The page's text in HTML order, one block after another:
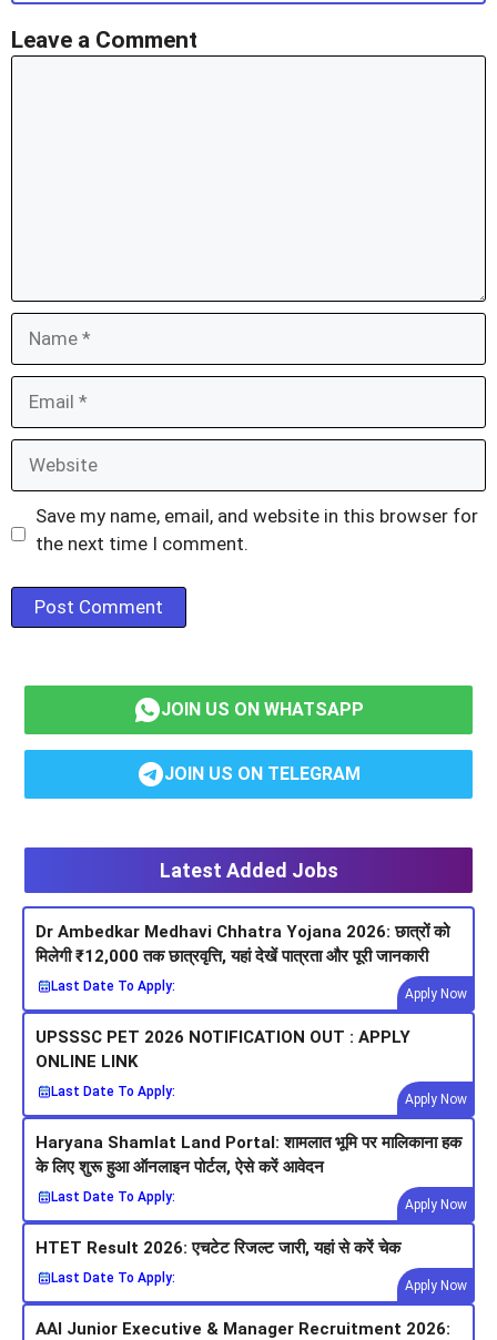
Leave a Comment
Save my name, email, and website in this browser for
the next time I comment.
JOIN US ON WHATSAPP
JOIN US ON TELEGRAM
Latest Added Jobs
Dr Ambedkar Medhavi Chhatra Yojana 2026: छात्रों को
मिलेगी ₹12,000 तक छात्रवृत्ति, यहां देखें पात्रता और पूरी जानकारी
Last Date To Apply:
Apply Now
UPSSSC PET 2026 NOTIFICATION OUT : APPLY
ONLINE LINK
Last Date To Apply:
Apply Now
Haryana Shamlat Land Portal: शामलात भूमि पर मालिकाना हक
के लिए शुरू हुआ ऑनलाइन पोर्टल, ऐसे करें आवेदन
Last Date To Apply:
Apply Now
HTET Result 2026: एचटेट रिजल्ट जारी, यहां से करें चेक
Last Date To Apply:
Apply Now
AAI Junior Executive & Manager Recruitment 2026: